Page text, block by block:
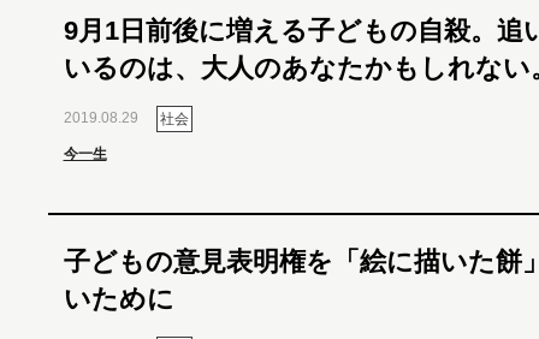
9月1日前後に増える子どもの自殺。追
いるのは、大人のあなたかもしれない
2019.08.29 社会
今一生
子どもの意見表明権を「絵に描いた餅
いために